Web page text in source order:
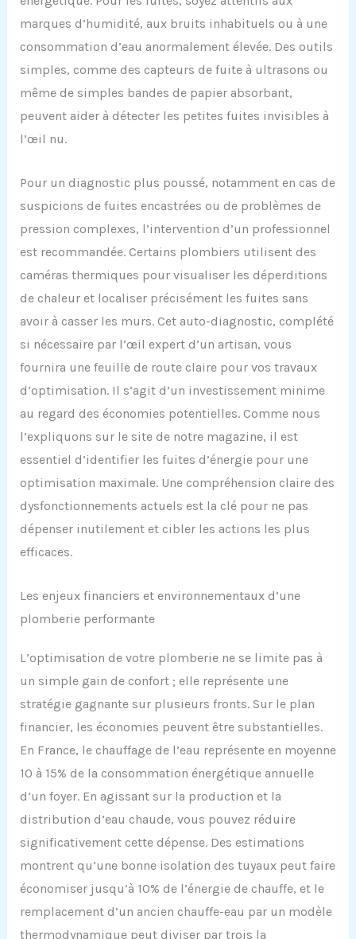
marques d’humidité, aux bruits inhabituels ou à une
consommation d’eau anormalement élevée. Des outils
simples, comme des capteurs de fuite à ultrasons ou
même de simples bandes de papier absorbant,
peuvent aider à détecter les petites fuites invisibles à
l’œil nu.
Pour un diagnostic plus poussé, notamment en cas de
suspicions de fuites encastrées ou de problèmes de
pression complexes, l’intervention d’un professionnel
est recommandée. Certains plombiers utilisent des
caméras thermiques pour visualiser les déperditions
de chaleur et localiser précisément les fuites sans
avoir à casser les murs. Cet auto-diagnostic, complété
si nécessaire par l’œil expert d’un artisan, vous
fournira une feuille de route claire pour vos travaux
d’optimisation. Il s’agit d’un investissement minime
au regard des économies potentielles. Comme nous
l’expliquons sur le site de notre magazine, il est
essentiel d’identifier les fuites d’énergie pour une
optimisation maximale. Une compréhension claire des
dysfonctionnements actuels est la clé pour ne pas
dépenser inutilement et cibler les actions les plus
efficaces.
Les enjeux financiers et environnementaux d’une
plomberie performante
L’optimisation de votre plomberie ne se limite pas à
un simple gain de confort ; elle représente une
stratégie gagnante sur plusieurs fronts. Sur le plan
financier, les économies peuvent être substantielles.
En France, le chauffage de l’eau représente en moyenne
10 à 15% de la consommation énergétique annuelle
d’un foyer. En agissant sur la production et la
distribution d’eau chaude, vous pouvez réduire
significativement cette dépense. Des estimations
montrent qu’une bonne isolation des tuyaux peut faire
économiser jusqu’à 10% de l’énergie de chauffe, et le
remplacement d’un ancien chauffe-eau par un modèle
thermodynamique peut diviser par trois la